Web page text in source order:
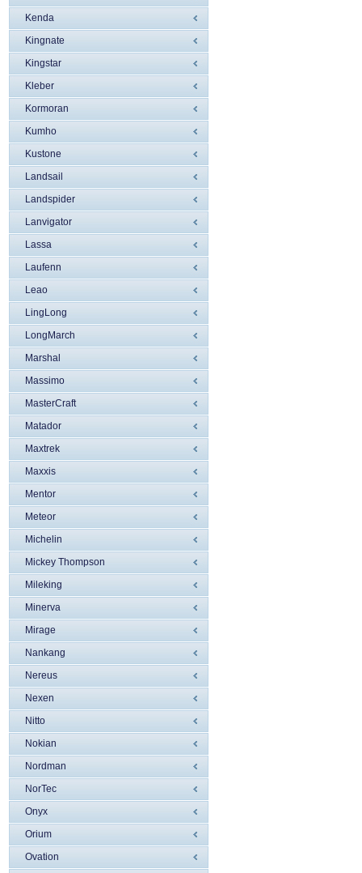
Kenda
Kingnate
Kingstar
Kleber
Kormoran
Kumho
Kustone
Landsail
Landspider
Lanvigator
Lassa
Laufenn
Leao
LingLong
LongMarch
Marshal
Massimo
MasterCraft
Matador
Maxtrek
Maxxis
Mentor
Meteor
Michelin
Mickey Thompson
Mileking
Minerva
Mirage
Nankang
Nereus
Nexen
Nitto
Nokian
Nordman
NorTec
Onyx
Orium
Ovation